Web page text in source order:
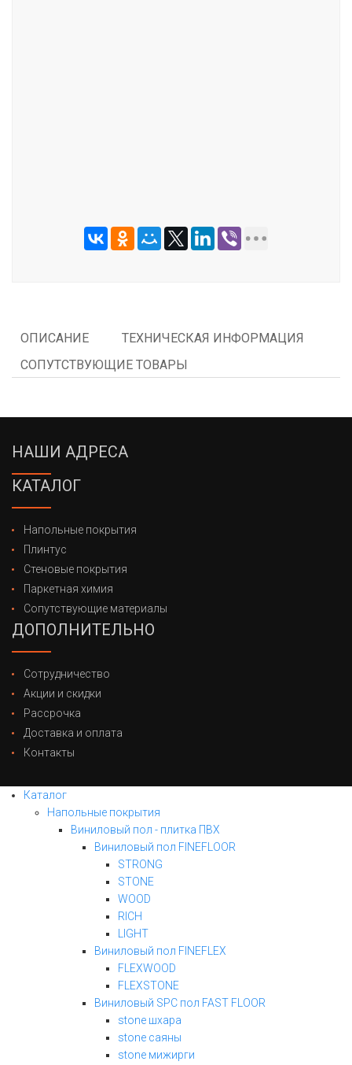
ОПИСАНИЕ
ТЕХНИЧЕСКАЯ ИНФОРМАЦИЯ
СОПУТСТВУЮЩИЕ ТОВАРЫ
НАШИ АДРЕСА
КАТАЛОГ
Напольные покрытия
Плинтус
Стеновые покрытия
Паркетная химия
Сопутствующие материалы
ДОПОЛНИТЕЛЬНО
Сотрудничество
Акции и скидки
Рассрочка
Доставка и оплата
Контакты
Каталог
Напольные покрытия
Виниловый пол - плитка ПВХ
Виниловый пол FINEFLOOR
STRONG
STONE
WOOD
RICH
LIGHT
Виниловый пол FINEFLEX
FLEXWOOD
FLEXSTONE
Виниловый SPC пол FAST FLOOR
stone шхара
stone саяны
stone мижирги